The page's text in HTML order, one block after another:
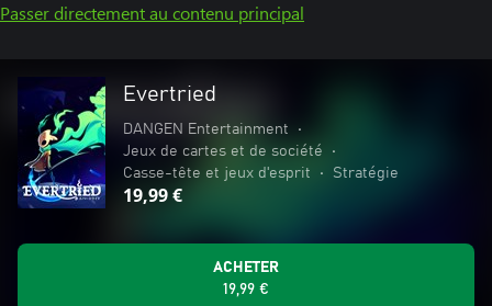
Passer directement au contenu principal
Evertried
DANGEN Entertainment
•
Jeux de cartes et de société
•
Casse-tête et jeux d'esprit
• Stratégie
19,99 €
ACHETER
19,99 €